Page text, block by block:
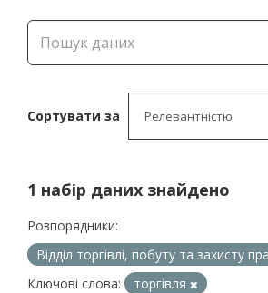
Сортувати за
1 набір даних знайдено
Розпорядники:
Відділ торгівлі, побуту та захисту
Ключові слова:
торгівля